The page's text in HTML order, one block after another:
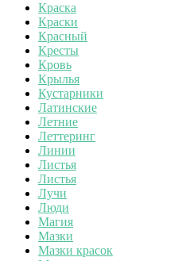
Краска
Краски
Красный
Кресты
Кровь
Крылья
Кустарники
Латинские
Летние
Леттеринг
Линии
Листья
Листья
Лучи
Люди
Магия
Мазки
Мазки красок